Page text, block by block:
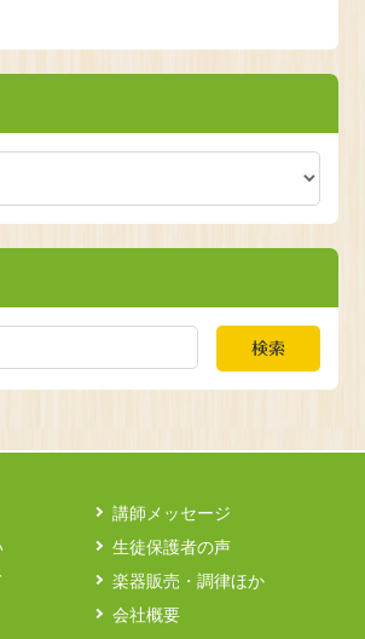
検索
講師メッセージ
生徒保護者の声
楽器販売・調律ほか
会社概要